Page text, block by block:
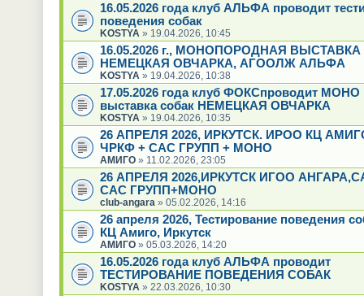
16.05.2026 года клуб АЛЬФА проводит
поведения собак
KOSTYA » 19.04.2026, 10:45
16.05.2026 г., МОНОПОРОДНАЯ ВЫСТАВКА
НЕМЕЦКАЯ ОВЧАРКА, АГООЛЖ АЛЬФА
KOSTYA » 19.04.2026, 10:38
17.05.2026 года клуб ФОКСпроводит МОНО
выставка собак НЕМЕЦКАЯ ОВЧАРКА
KOSTYA » 19.04.2026, 10:35
26 АПРЕЛЯ 2026, ИРКУТСК. ИРОО КЦ
ЧРКФ + САС ГРУПП + МОНО
АМИГО» 11.02.2026, 23:05
26 АПРЕЛЯ 2026,ИРКУТСК ИГОО
САС ГРУПП+МОНО
club-angara » 05.02.2026, 14:16
26 апреля 2026, Тестирование поведения
КЦ Амиго, Иркутск
АМИГО» 05.03.2026, 14:20
16.05.2026 года клуб АЛЬФА проводит
ТЕСТИРОВАНИЕ ПОВЕДЕНИЯ СОБАК
KOSTYA » 22.03.2026, 10:30